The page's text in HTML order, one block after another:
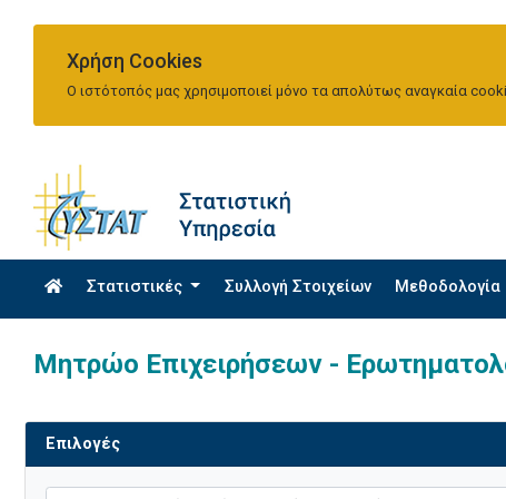
Χρήση Cookies
Ο ιστότοπός μας χρησιμοποιεί μόνο τα απολύτως αναγκαία
Στατιστικές Συλλογή Στοιχείων Μεθοδολογία
Μητρώο Επιχειρήσεων -
Επιλογές